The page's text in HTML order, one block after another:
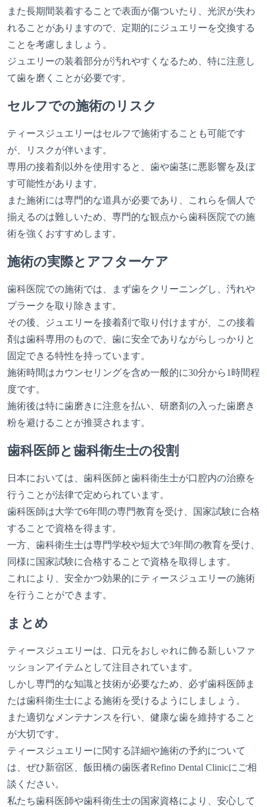
また長期間装着することで表面が傷ついたり、光沢が失わ
れることがありますので、定期的にジュエリーを交換する
ことを考慮しましょう。
ジュエリーの装着部分が汚れやすくなるため、特に注意し
て歯を磨くことが必要です。
セルフでの施術のリスク
ティースジュエリーはセルフで施術することも可能です
が、リスクが伴います。
専用の接着剤以外を使用すると、歯や歯茎に悪影響を及ぼ
す可能性があります。
また施術には専門的な道具が必要であり、これらを個人で
揃えるのは難しいため、専門的な観点から歯科医院での施
術を強くおすすめします。
施術の実際とアフターケア
歯科医院での施術では、まず歯をクリーニングし、汚れや
プラークを取り除きます。
その後、ジュエリーを接着剤で取り付けますが、この接着
剤は歯科専用のもので、歯に安全でありながらしっかりと
固定できる特性を持っています。
施術時間はカウンセリングを含め一般的に30分から1時間程
度です。
施術後は特に歯磨きに注意を払い、研磨剤の入った歯磨き
粉を避けることが推奨されます。
歯科医師と歯科衛生士の役割
日本においては、歯科医師と歯科衛生士が口腔内の治療を
行うことが法律で定められています。
歯科医師は大学で6年間の専門教育を受け、国家試験に合格
することで資格を得ます。
一方、歯科衛生士は専門学校や短大で3年間の教育を受け、
同様に国家試験に合格することで資格を取得します。
これにより、安全かつ効果的にティースジュエリーの施術
を行うことができます。
まとめ
ティースジュエリーは、口元をおしゃれに飾る新しいファ
ッションアイテムとして注目されています。
しかし専門的な知識と技術が必要なため、必ず歯科医師ま
たは歯科衛生士による施術を受けるようにしましょう。
また適切なメンテナンスを行い、健康な歯を維持すること
が大切です。
ティースジュエリーに関する詳細や施術の予約について
は、ぜひ新宿区、飯田橋の歯医者Refino Dental Clinicにご相
談ください。
私たち歯科医師や歯科衛生士の国家資格により、安心して